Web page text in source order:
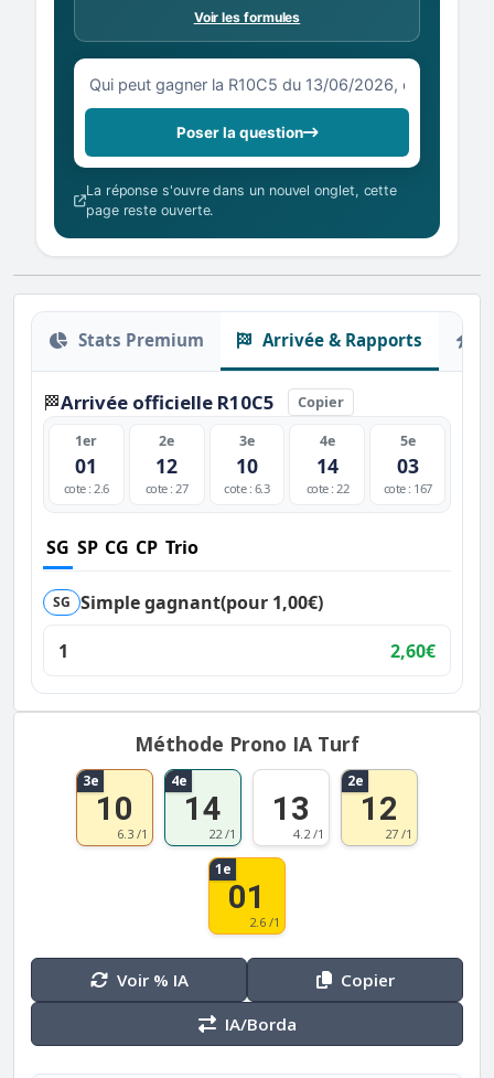
Voir les formules
Votre question sur la R10C5 du 13/06/2026
Poser la question
La réponse s'ouvre dans un nouvel onglet, cette
page reste ouverte.
Stats Premium Arrivée & Rapports
🏁Arrivée officielle R10C5 Copier
1er
01
cote : 2.6
2e
12
cote : 27
3e
10
cote : 6.3
4e
14
cote : 22
5e
03
cote : 167
SG SP CG CP Trio
SG Simple gagnant(pour 1,00€)
1
2,60€
Méthode Prono IA Turf
3e
10
6.3 /1
4e
14
22 /1
13
4.2 /1
2e
12
27 /1
1e
01
2.6 /1
Voir % IA
Copier
IA/Borda